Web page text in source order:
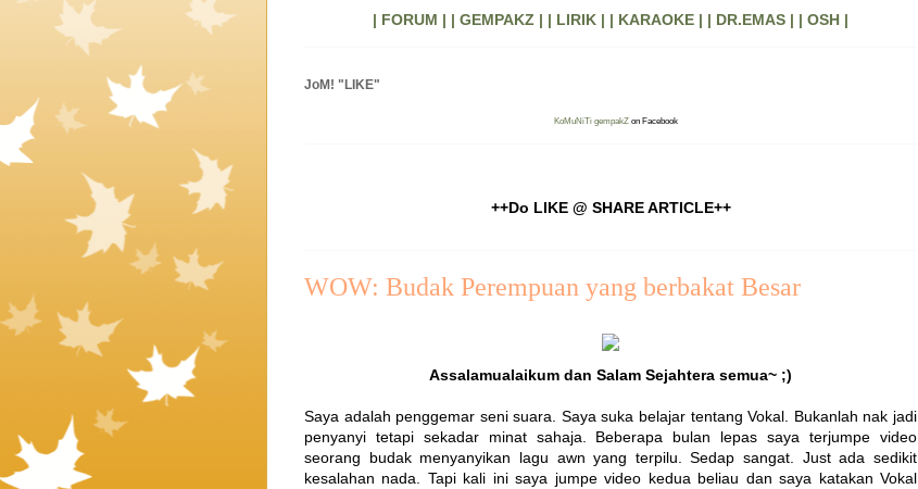
| FORUM | | GEMPAKZ | | LIRIK | | KARAOKE | | DR.EMAS | | OSH |
JoM! "LIKE"
KoMuNiTi gempakZ on Facebook
++Do LIKE @ SHARE ARTICLE++
WOW: Budak Perempuan yang berbakat Besar
Assalamualaikum dan Salam Sejahtera semua~ ;)
Saya adalah penggemar seni suara. Saya suka belajar tentang Vokal. Bukanlah nak jadi
penyanyi tetapi sekadar minat sahaja. Beberapa bulan lepas saya terjumpe video
seorang budak menyanyikan lagu awn yang terpilu. Sedap sangat. Just ada sedikit
kesalahan nada. Tapi kali ini saya jumpe video kedua beliau dan saya katakan Vokal